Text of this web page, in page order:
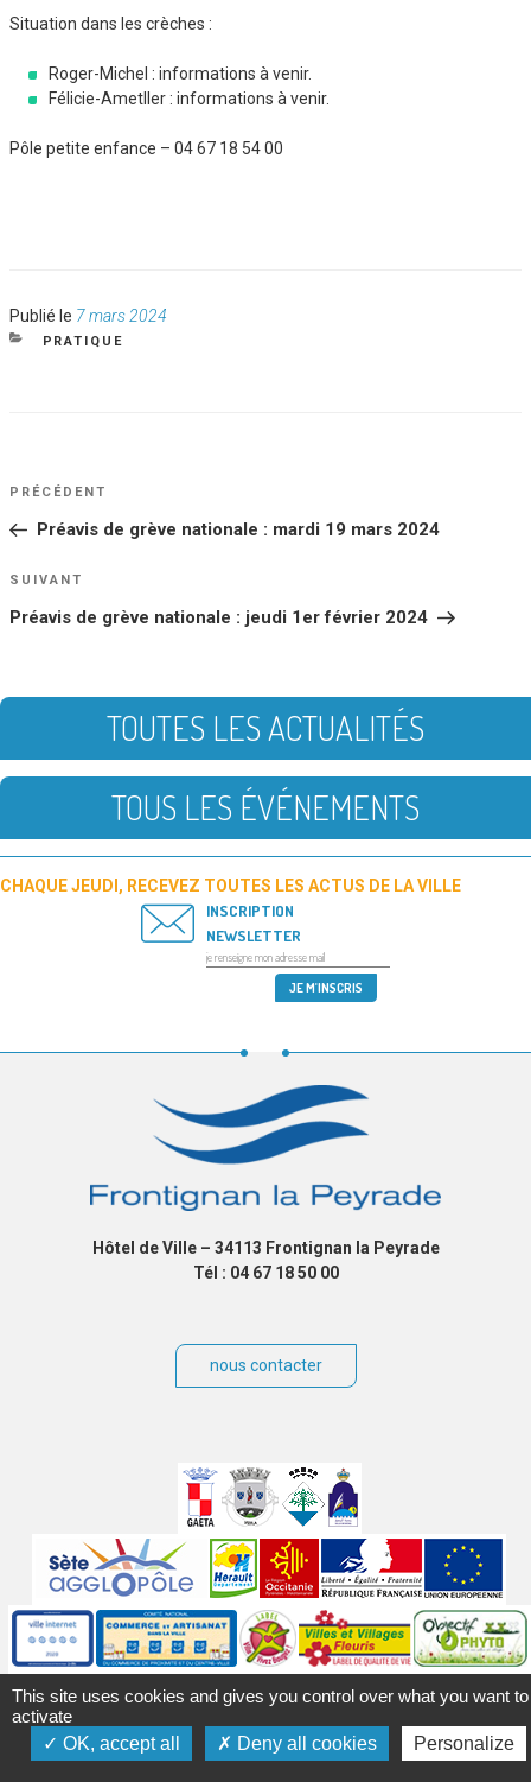
Situation dans les crèches :
Roger-Michel : informations à venir.
Félicie-Ametller : informations à venir.
Pôle petite enfance – 04 67 18 54 00
Publié le Publié
le
7 mars 2024
CATÉGORIES
PRATIQUE
NAVIGATION
DE
Article
PRÉCÉDENT
Préavis de grève nationale : mardi 19 mars 2024
Article
SUIVANT
Préavis de grève nationale : jeudi 1er février 2024
TOUTES LES ACTUALITÉS
TOUS LES ÉVÉNEMENTS
CHAQUE JEUDI, RECEVEZ TOUTES LES ACTUS DE LA VILLE
INSCRIPTION
NEWSLETTER
Hôtel de Ville – 34113 Frontignan la Peyrade
Tél : 04 67 18 50 00
nous contacter
partenaires
Labels
Autres
This site uses cookies and gives you control over what you want to
activate
OK, accept all
Deny all cookies Personalize